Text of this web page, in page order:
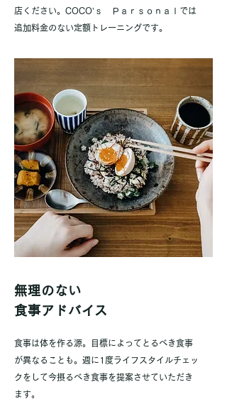
店ください。COCO’ｓ Ｐａｒｓｏｎａｌでは
追加料金のない定額トレーニングです。
無理のない
食事アドバイス
​食事は体を作る源。目標によってとるべき食事
が異なることも。週に1度ライフスタイルチェッ
クをして今摂るべき食事を提案させていただき
ます。